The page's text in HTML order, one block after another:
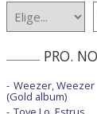
PRO.
Weezer, Weezer
(Gold album)